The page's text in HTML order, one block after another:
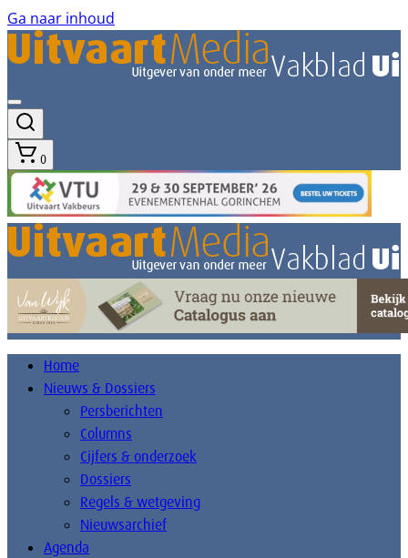
Ga naar inhoud
0
Home
Nieuws & Dossiers
Persberichten
Columns
Cijfers & onderzoek
Dossiers
Regels & wetgeving
Nieuwsarchief
Agenda